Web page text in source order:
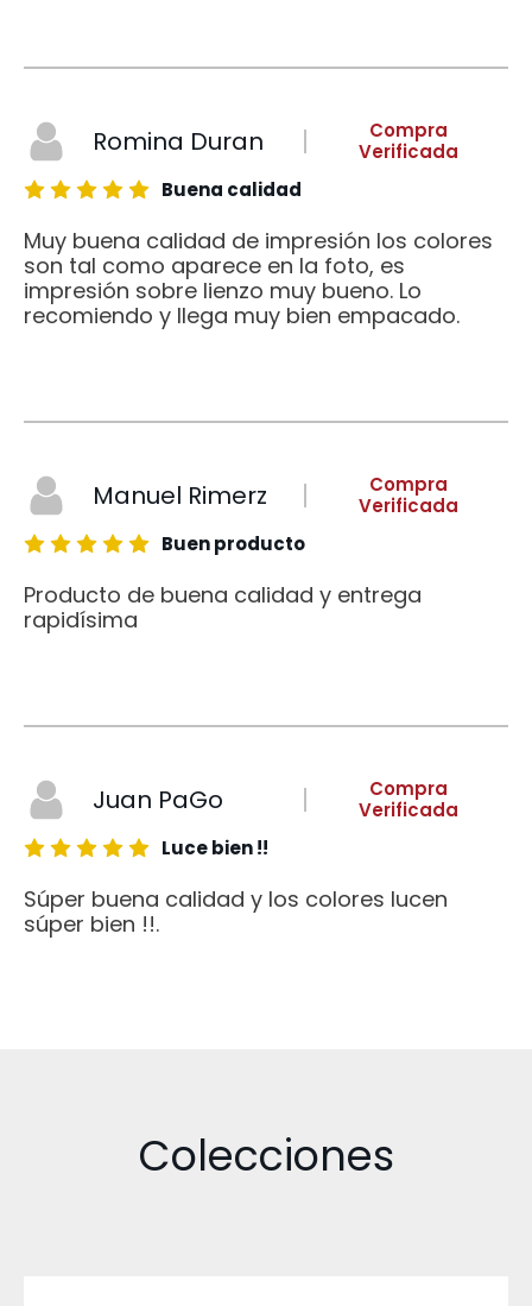
Romina Duran
Compra
Verificada
Buena calidad
Muy buena calidad de impresión los colores
son tal como aparece en la foto, es
impresión sobre lienzo muy bueno. Lo
recomiendo y llega muy bien empacado.
Manuel Rimerz
Compra
Verificada
Buen producto
Producto de buena calidad y entrega
rapidísima
Juan PaGo
Compra
Verificada
Luce bien !!
Súper buena calidad y los colores lucen
súper bien !!.
Colecciones